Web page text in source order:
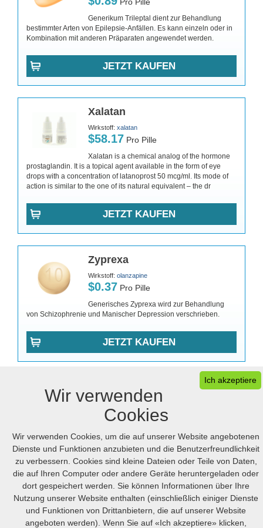
Generikum Trileptal dient zur Behandlung
bestimmter Arten von Epilepsie-Anfällen. Es kann einzeln oder in
Kombination mit anderen Präparaten angewendet werden.
JETZT KAUFEN
Xalatan
Wirkstoff: xalatan
$58.17 Pro Pille
Xalatan is a chemical analog of the hormone
prostaglandin. It is a topical agent available in the form of eye
drops with a concentration of latanoprost 50 mcg/ml. Its mode of
action is similar to the one of its natural equivalent – the dr
JETZT KAUFEN
Zyprexa
Wirkstoff: olanzapine
$0.37 Pro Pille
Generisches Zyprexa wird zur Behandlung
von Schizophrenie und Manischer Depression verschrieben.
JETZT KAUFEN
Ihr Warenkorb FAQ Desktop version
© 2005-2026 Online.hellpinmeds24.net. Alle Rechte Vorbehalten
Online.hellpinmeds24.net Ltd. is licensed online pharmacy.
International license number 054-23180876 issued 05/21/2025.
US:+1 (888) 243-74-06 GB:+44 (800) 041-87-44
CA:+1 (778) 200-7422 AU:+61 (291) 586-524
Ich akzeptiere
Wir verwenden
Cookies
Wir verwenden Cookies, um die auf unserer Website angebotenen
Dienste und Funktionen anzubieten und die Benutzerfreundlichkeit
zu verbessern. Cookies sind kleine Dateien oder Teile von Daten,
die auf Ihren Computer oder andere Geräte heruntergeladen oder
dort gespeichert werden. Sie können Informationen über Ihre
Nutzung unserer Website enthalten (einschließlich einiger Dienste
und Funktionen von Drittanbietern, die auf unserer Website
angeboten werden). Wenn Sie auf «Ich akzeptiere» klicken,